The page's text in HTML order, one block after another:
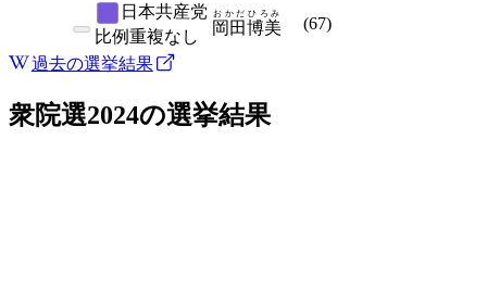
日本共産党
比例重複なし 岡田
おかだ
博美
ひろみ
(67)
過去の選挙結果
衆院選2024の選挙結果